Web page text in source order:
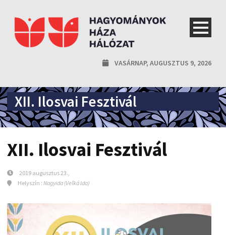
VASÁRNAP, AUGUSZTUS 9, 2026
XII. Ilosvai Fesztivál
XII. Ilosvai Fesztivál
2019 augusztus 23.,
Helyszín : Nagyida (Veľká Ida)